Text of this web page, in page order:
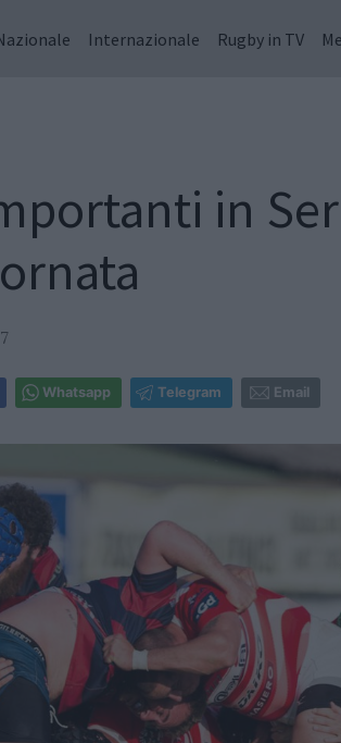
Internazionale Rugby in TV
in
Whatsapp Telegram Email